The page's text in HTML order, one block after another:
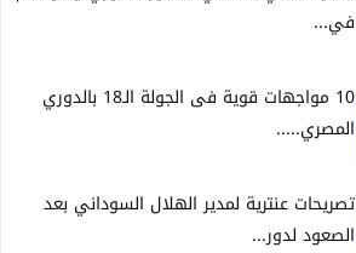
في...
10 مواجهات قوية فى الجولة الـ18 بالدوري
المصري.....
تصريحات عنترية لمدير الهلال السوداني بعد
الصعود لدور...